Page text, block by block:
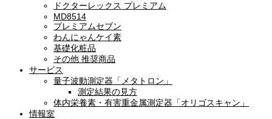
ドクターレックス プレミアム
MD8514
プレミアムセブン
わんにゃんケイ素
基礎化粧品
その他 推奨商品
サービス
量子波動測定器「メタトロン」
測定結果の見方
体内栄養素・有害重金属測定器「オリゴスキャン」
情報室